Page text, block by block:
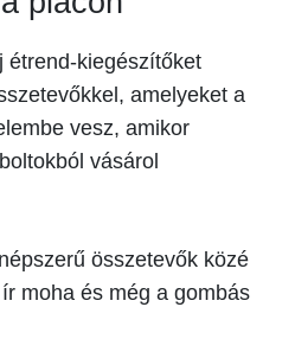
étrend-kiegészítőket
amelyeket a
vesz, amikor
vásárol
összetevők közé
moha és még a gombás